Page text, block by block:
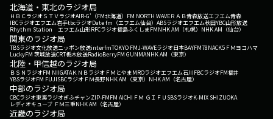
北海道・東北のラジオ局
ＨＢＣラジオＳＴＶラジオAIR-G'（FM北海道） FM NORTH WAVEＲＡＢ青森放送エフエム青森
IBCラジオエフエム岩手tbcラジオDate fm（エフエム仙台） ABSラジオエフエム秋田YBC山形放送
Rhythm Station エフエム山形RFCラジオ福島ふくしまFMNHK AM（札幌） NHK AM（仙台）
関東のラジオ局
TBSラジオ文化放送ニッポン放送interfmTOKYO FMJ-WAVEラジオ日本BAYFM78NACK5 ＦＭヨコハマ
LuckyFM 茨城放送CRT栃木放送RadioBerryFM GUNMANHK AM（東京）
北陸・甲信越のラジオ局
ＢＳＮラジオFM NIIGATAＫＮＢラジオ ＦＭとやまMROラジオエフエム石川FBCラジオFM福井
YBSラジオFM FUJISBCラジオ ＦＭ長野NHK AM（東京） NHK AM（名古屋）
中部のラジオ局
CBCラジオ東海ラジオぎふチャンZIP-FMFM AICHI ＦＭ ＧＩＦＵ SBSラジオK-MIX SHIZUOKA
レディオキューブ ＦＭ三重NHK AM（名古屋）
近畿のラジオ局